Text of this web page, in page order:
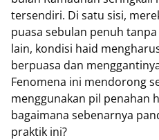
tersendiri. Di satu sisi,
puasa sebulan penuh
lain, kondisi haid
berpuasa dan
Fenomena ini mendorong
menggunakan pil penahan
bagaimana sebenarnya
praktik ini?